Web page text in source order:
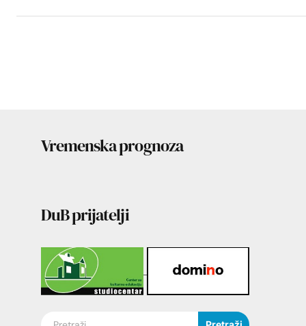
Vremenska prognoza
DuB prijatelji